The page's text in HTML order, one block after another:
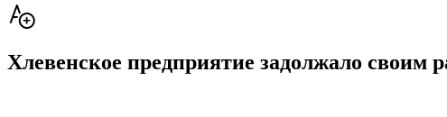
Хлевенское предприятие задолжало своим